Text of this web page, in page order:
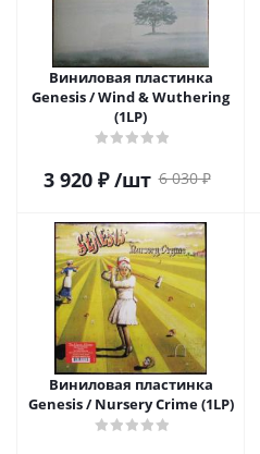
Виниловая пластинка
Genesis / Wind & Wuthering
(1LP)
3 920₽ /шт 6 030₽
Виниловая пластинка
Genesis / Nursery Crime (1LP)